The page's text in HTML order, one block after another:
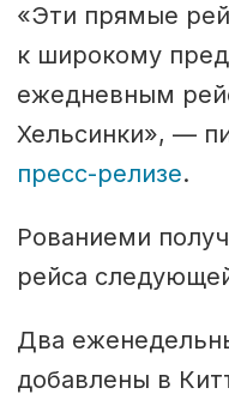
«Эти прямые
к широкому
ежедневным
Хельсинки», —
пресс-релизе.
Рованиеми
рейса
Два
добавлены в